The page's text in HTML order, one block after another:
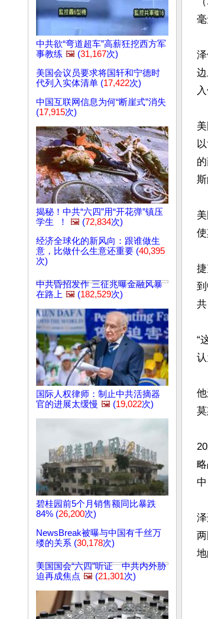
中共欲“弯道超车”高薪狂挖西方军
事教练 🖼️ (31,167次)
美国会议员要求将国轩和宁德时
代列入实体清单 (17,422次)
中国互联网信息为何“断崖式”消失
(17,915次)
揭秘！中共“六四”用“开花弹”镇压
学生 ！
🖼️ (72,834次)
经济全球化的新风向：跟谁做生
意，比做什么生意还重要 (40,395
次)
中共昏招发作 三征兆曝金融风暴
在路上 🖼️ (182,529次)
国际人权律师：制止中共活摘器
官的进展太缓慢 🖼️ (19,022次)
碧桂园前5个月销售额同比暴跌
84% (26,200次)
NewsBreak被曝与中国有千丝万
缕的关系 (30,178次)
美国国会“六四”听证 中共内外胁
迫再成焦点 🖼️ (21,301次)
共
“